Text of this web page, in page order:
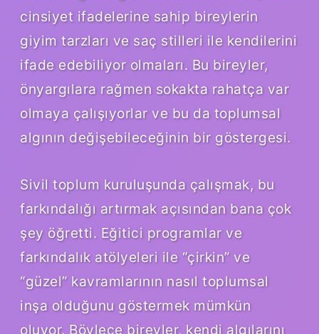
cinsiyet ifadelerine sahip bireylerin
giyim tarzları ve saç stilleri ile kendilerini
ifade edebiliyor olmaları. Bu bireyler,
önyargılara rağmen sokakta rahatça var
olmaya çalışıyorlar ve bu da toplumsal
algının değişebileceğinin bir göstergesi.
Sivil toplum kuruluşunda çalışmak, bu
farkındalığı artırmak açısından bana çok
şey öğretti. Eğitici programlar ve
farkındalık atölyeleri ile “çirkin” ve
“güzel” kavramlarının nasıl toplumsal
inşa olduğunu göstermek mümkün
oluyor. Böylece bireyler, kendi algılarını